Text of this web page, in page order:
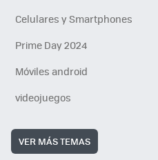
Celulares y Smartphones
Prime Day 2024
Móviles android
videojuegos
VER MÁS TEMAS